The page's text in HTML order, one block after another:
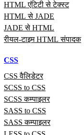
HTML एंटिटी से टेक्स्ट
HTML से JADE
JADE से HTML
रीयल‑टाइम HTML संपादक
CSS
CSS वैलिडेटर
SCSS to CSS
SCSS कम्पाइलर
SASS to CSS
SASS कम्पाइलर